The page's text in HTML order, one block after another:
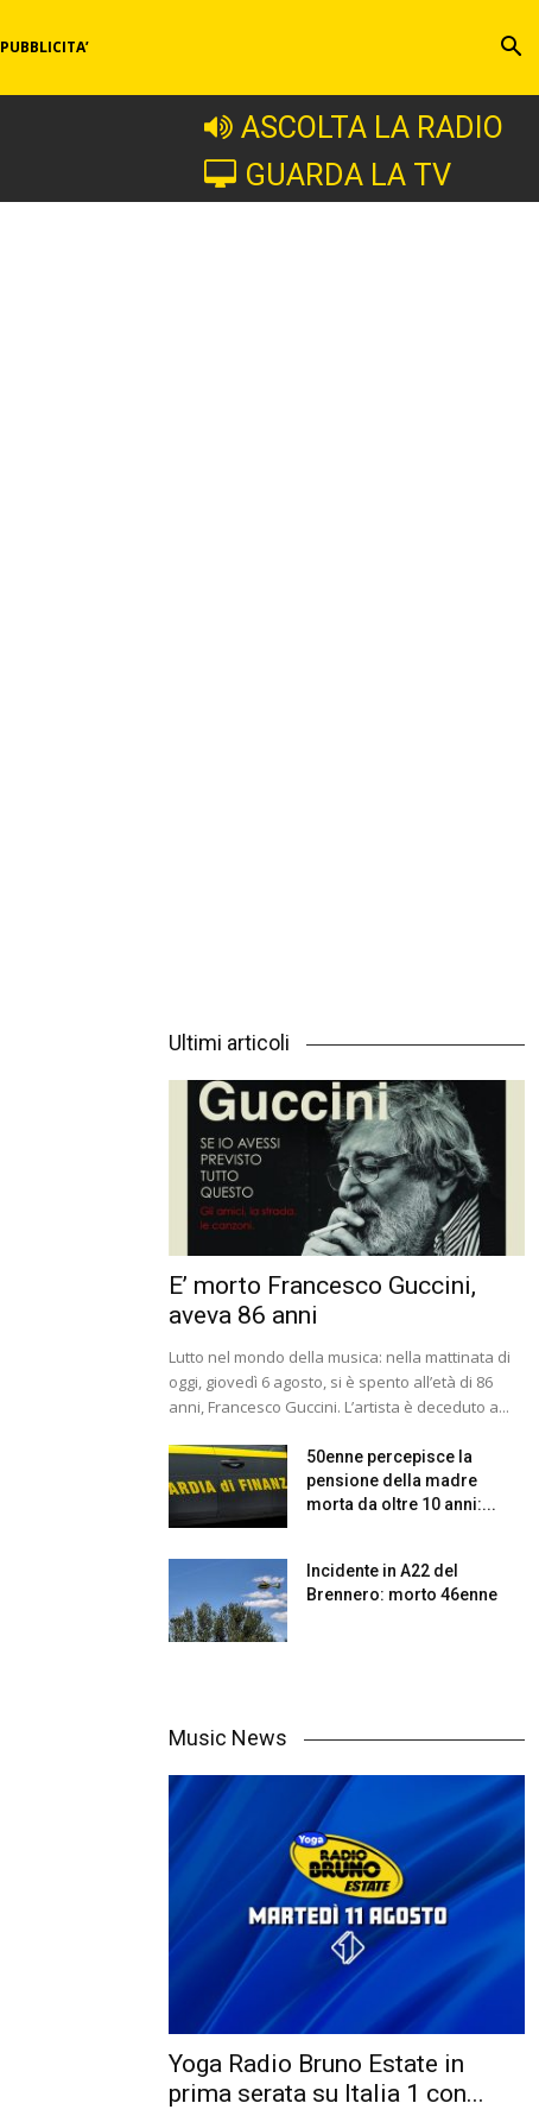
PUBBLICITA’
ASCOLTA LA RADIO
GUARDA LA TV
Ultimi articoli
E’ morto Francesco Guccini,
aveva 86 anni
Lutto nel mondo della musica: nella mattinata di
oggi, giovedì 6 agosto, si è spento all’età di 86
anni, Francesco Guccini. L’artista è deceduto a...
50enne percepisce la
pensione della madre
morta da oltre 10 anni:...
Incidente in A22 del
Brennero: morto 46enne
Music News
Yoga Radio Bruno Estate in
prima serata su Italia 1 con...